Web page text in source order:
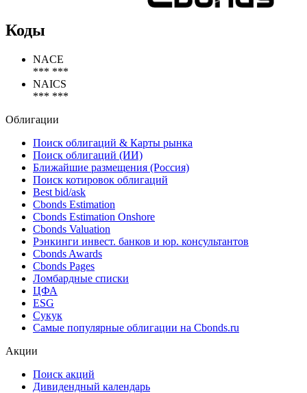
Коды
NACE
*** ***
NAICS
*** ***
Облигации
Поиск облигаций & Карты рынка
Поиск облигаций (ИИ)
Ближайшие размещения (Россия)
Поиск котировок облигаций
Best bid/ask
Cbonds Estimation
Cbonds Estimation Onshore
Cbonds Valuation
Рэнкинги инвест. банков и юр. консультантов
Cbonds Awards
Cbonds Pages
Ломбардные списки
ЦФА
ESG
Сукук
Самые популярные облигации на Cbonds.ru
Акции
Поиск акций
Дивидендный календарь